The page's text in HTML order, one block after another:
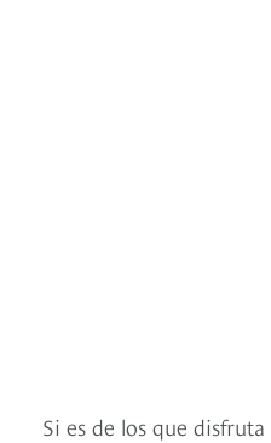
Si es de los que disfruta